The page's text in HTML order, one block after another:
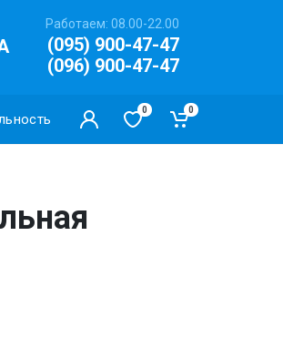
Работаем: 08.00-22.00
(095) 900-47-47
(096) 900-47-47
0 0